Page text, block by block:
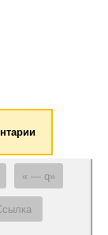
— q